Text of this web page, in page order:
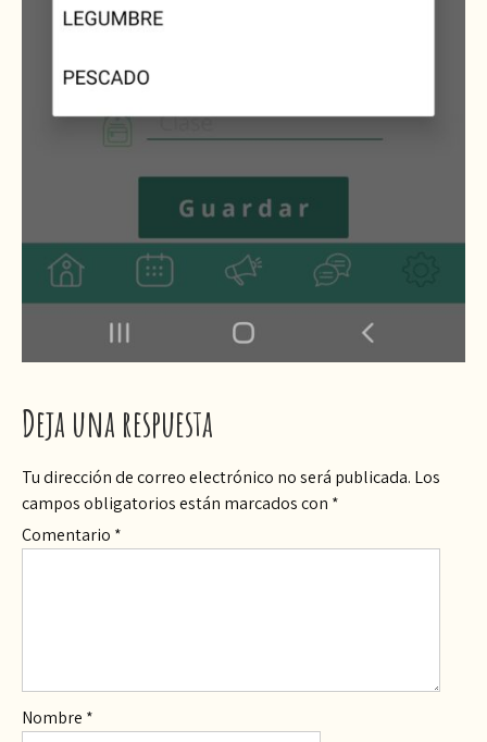
Deja una respuesta
Tu dirección de correo electrónico no será publicada. Los
campos obligatorios están marcados con *
Comentario *
Nombre *